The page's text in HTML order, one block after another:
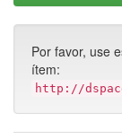
Por favor, use
ítem:
http://